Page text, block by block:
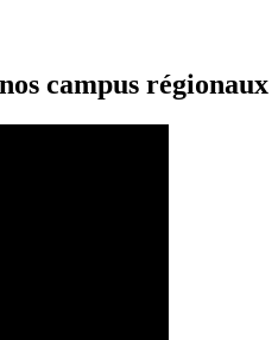
campus régionaux